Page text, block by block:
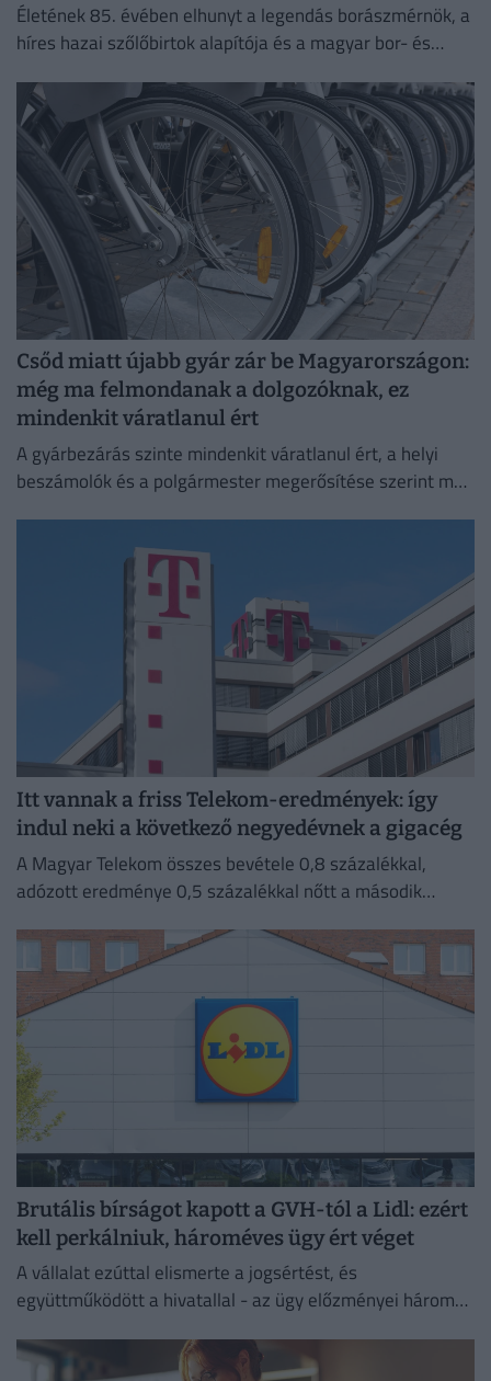
Életének 85. évében elhunyt a legendás borászmérnök, a
híres hazai szőlőbirtok alapítója és a magyar bor- és
Csőd miatt újabb gyár zár be Magyarországon:
még ma felmondanak a dolgozóknak, ez
mindenkit váratlanul ért
A gyárbezárás szinte mindenkit váratlanul ért, a helyi
beszámolók és a polgármester megerősítése szerint még
Itt vannak a friss Telekom-eredmények: így
indul neki a következő negyedévnek a gigacég
A Magyar Telekom összes bevétele 0,8 százalékkal,
adózott eredménye 0,5 százalékkal nőtt a második
Brutális bírságot kapott a GVH-tól a Lidl: ezért
kell perkálniuk, hároméves ügy ért véget
A vállalat ezúttal elismerte a jogsértést, és
együttműködött a hivatallal - az ügy előzményei három